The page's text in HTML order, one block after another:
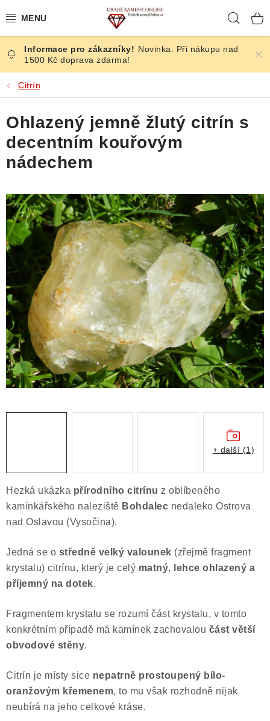
na
ČESKÉ KAMENY
ŠPERKY
KAMENY ZE SVĚTA
BROUŠENÉ
ÚČINKY
KRYSTALY
ČLÁNKY
NALEZIŠTĚ
NÁŠ PŘÍBĚH
VIDEOGALERIE
Výkup minerálů a drahých kamenů
Formulář pro uplatnění reklamace
Poučení o právu na odstoupení od smlouvy
Novinka. Při nákupu nad
1500 Kč doprava zdarma!
Citrín
Hezká ukázka přírodního citrínu z oblíbeného
kamínkářského naleziště Bohdalec nedaleko Ostrova
nad Oslavou (Vysočina).
Jedná se o středně velký valounek (zřejmě fragment
krystalu) citrínu, který je celý matný,
lehce ohlazený a
příjemný na dotek.
Fragmentem krystalu se rozumí část krystalu, v tomto
konkrétním případě má kamínek zachovalou část větší
obvodové stěny.
Citrín je místy sice nepatrně prostoupený bílo-
oranžovým křemenem, to mu však rozhodně nijak
neubírá na jeho celkové kráse.
Ohlazený jemně žlutý citrín s
decentním kouřovým
nádechem
+ další (1)